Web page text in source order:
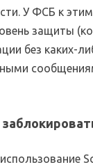
У ФСБ к
защиты
без каких-